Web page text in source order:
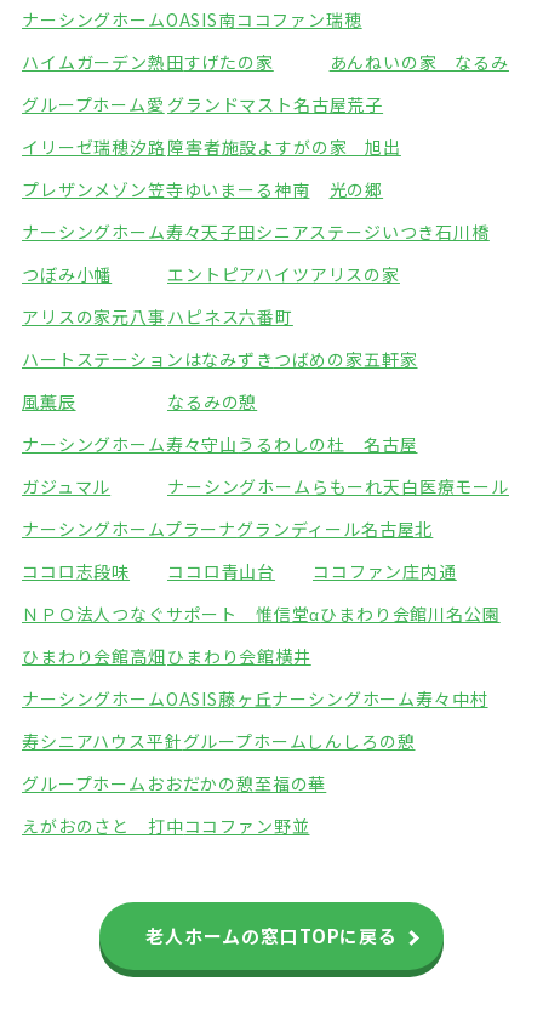
ナーシングホームOASIS南ココファン瑞穂
ハイムガーデン熱田すげたの家
あんねいの家 なるみ
グループホーム愛 グランドマスト名古屋荒子
イリーゼ瑞穂汐路障害者施設よすがの家 旭出
プレザンメゾン笠寺ゆいまーる神南
光の郷
ナーシングホーム寿々天子田シニアステージいつき石川橋
つぼみ小幡
エントピアハイツアリスの家
アリスの家元八事 ハピネス六番町
ハートステーションはなみずき つばめの家五軒家
風薫辰
なるみの憩
ナーシングホーム寿々守山 うるわしの杜 名古屋
ガジュマル
ナーシングホームらもーれ天白医療モール
ナーシングホームプラーナグランディール名古屋北
ココロ志段味
ココロ青山台
ココファン庄内通
ＮＰＯ法人つなぐサポート 惟信堂αひまわり会館川名公園
ひまわり会館高畑ひまわり会館横井
ナーシングホームOASIS藤ヶ丘ナーシングホーム寿々中村
寿シニアハウス平針グループホームしんしろの憩
グループホームおおだかの憩至福の華
えがおのさと 打中ココファン野並
老人ホームの窓口TOPに戻る